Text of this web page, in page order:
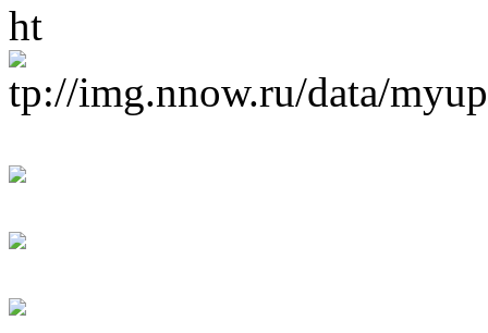
ht
tp://img.nnow.ru/data/